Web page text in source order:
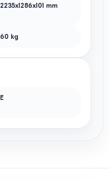
2235x1286x101 mm
60 kg
E